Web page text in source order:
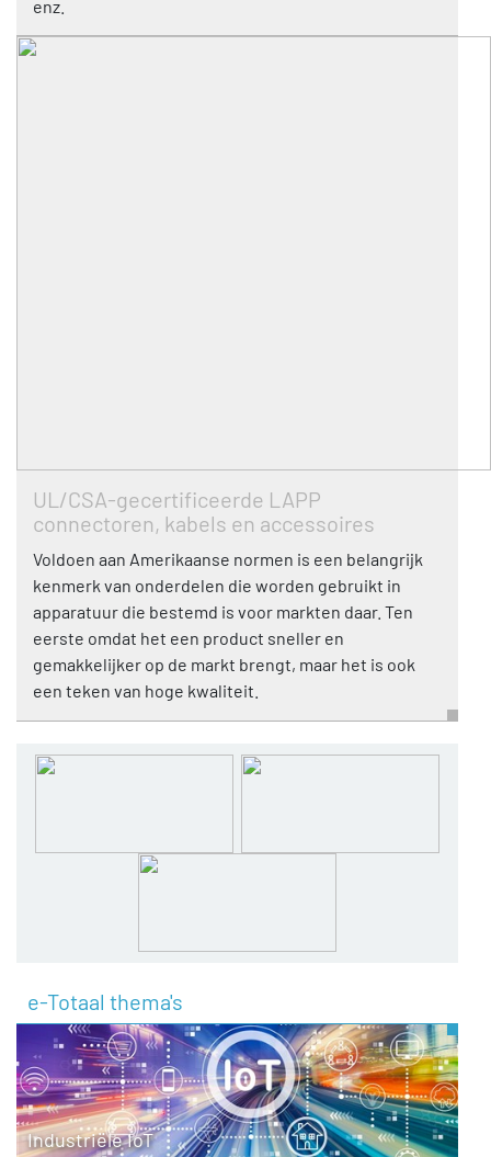
enz.
UL/CSA-gecertificeerde LAPP
connectoren, kabels en accessoires
Voldoen aan Amerikaanse normen is een belangrijk
kenmerk van onderdelen die worden gebruikt in
apparatuur die bestemd is voor markten daar. Ten
eerste omdat het een product sneller en
gemakkelijker op de markt brengt, maar het is ook
een teken van hoge kwaliteit.
e-Totaal thema's
Industriële IoT